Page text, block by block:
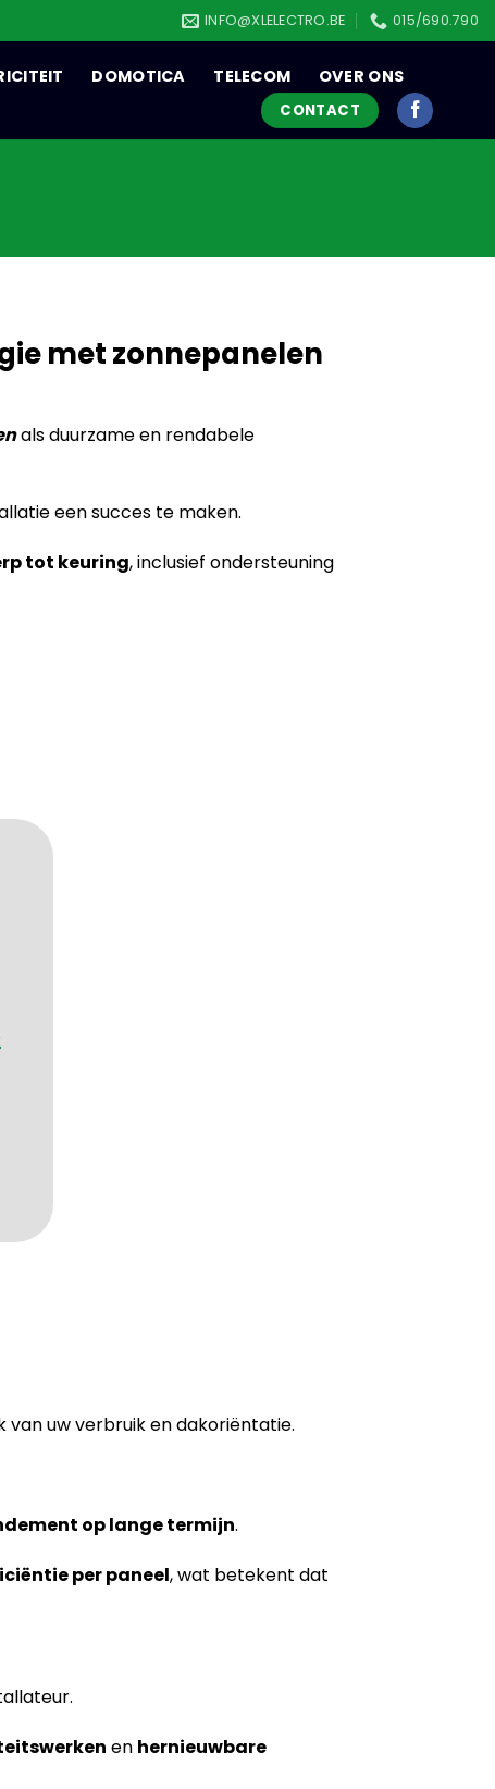
INFO@XLELECTRO.BE 015/690.790
DOMOTICA TELECOM OVER ONS
CONTACT
met zonnepanelen
als duurzame en rendabele
een succes te maken.
tot keuring, inclusief ondersteuning
van uw verbruik en dakoriëntatie.
op lange termijn.
per paneel, wat betekent dat
en hernieuwbare